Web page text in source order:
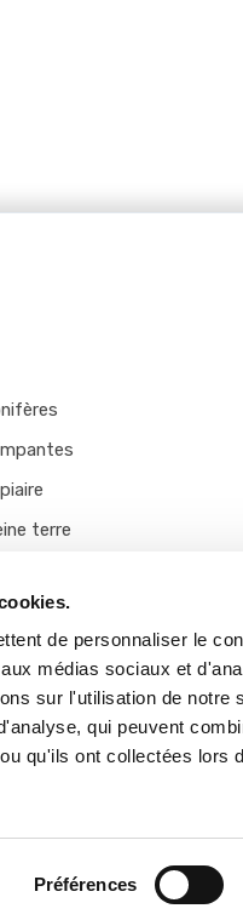
de personnaliser le
médias sociaux et
sur l'utilisation de notre
qui peuvent
qu'ils ont collectées lors
Préférences
terre
et accessoires